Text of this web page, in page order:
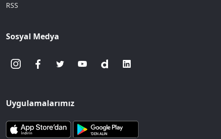
RSS
Sosyal Medya
Uygulamalarımız